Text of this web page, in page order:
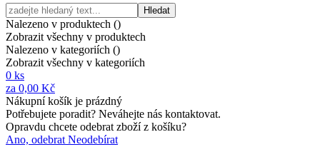
Hledat
Nalezeno v produktech ()
Zobrazit všechny v produktech
Nalezeno v kategoriích ()
Zobrazit všechny v kategoriích
0 ks
za 0,00 Kč
Nákupní košík je prázdný
Potřebujete poradit? Neváhejte nás kontaktovat.
Opravdu chcete odebrat zboží z košíku?
Ano, odebrat Neodebírat